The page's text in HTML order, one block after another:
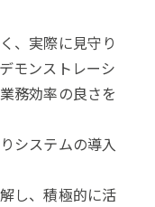
、実際に見守り
モンストレーシ
務効率の良さを
システムの導入
し、積極的に活